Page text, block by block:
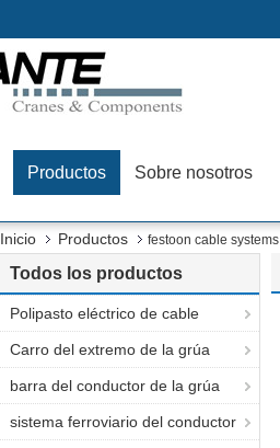
Productos Sobre nosotros
Inicio Productos festoon cable systems
Todos los productos
Polipasto eléctrico de cable
Carro del extremo de la grúa
barra del conductor de la grúa
sistema ferroviario del conductor